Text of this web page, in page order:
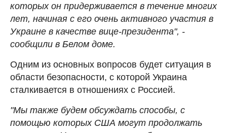
которых он придерживается в течение многих
лет, начиная с его очень активного участия в
Украине в качестве вице-президента", -
сообщили в Белом доме.
Одним из основных вопросов будет ситуация в
области безопасности, с которой Украина
сталкивается в отношениях с Россией.
"Мы также будем обсуждать способы, с
помощью которых США могут продолжать